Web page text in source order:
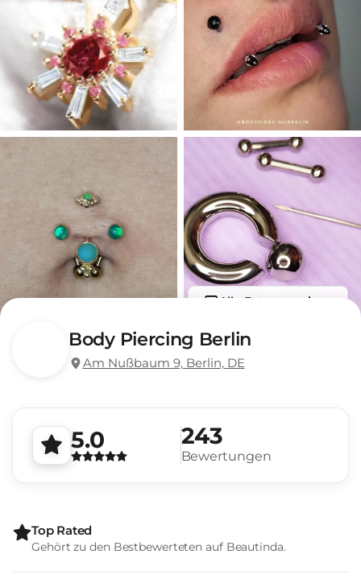
Alle Fotos anzeigen
Body Piercing Berlin
Am Nußbaum 9, Berlin, DE
5.0 243
Bewertungen
Top Rated
Gehört zu den Bestbewerteten auf Beautinda.